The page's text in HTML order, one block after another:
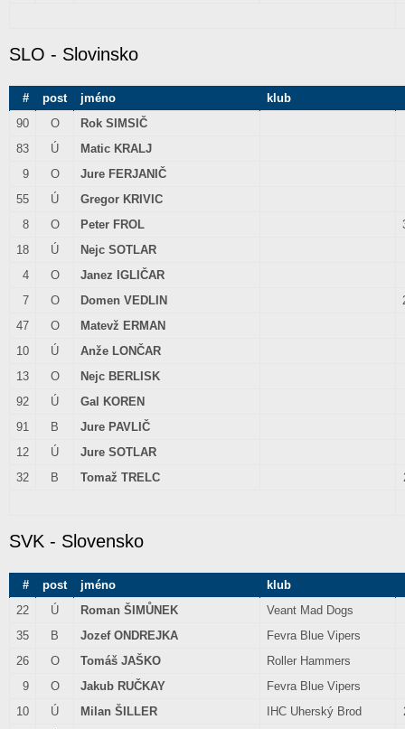
SLO - Slovinsko
# post jméno
klub
90
O
Rok SIMSIČ
83
Ú
Matic KRALJ
9
O
Jure FERJANIČ
55
Ú
Gregor KRIVIC
8
O Peter FROL
18
Ú
Nejc SOTLAR
4
O
Janez IGLIČAR
7
O Domen VEDLIN
47
O
Matevž ERMAN
10
Ú
Anže LONČAR
13
O
Nejc BERLISK
92
Ú
Gal KOREN
91
B
Jure PAVLIČ
12
Ú
Jure SOTLAR
32
B Tomaž TRELC
SVK - Slovensko
# post jméno
klub
22
Ú Roman ŠIMŮNEK
Veant Mad Dogs
35
B Jozef ONDREJKA
Fevra Blue Vipers
26
O Tomáš JAŠKO
Roller Hammers
9
O Jakub RUČKAY
Fevra Blue Vipers
10
Ú Milan ŠILLER IHC Uherský Brod